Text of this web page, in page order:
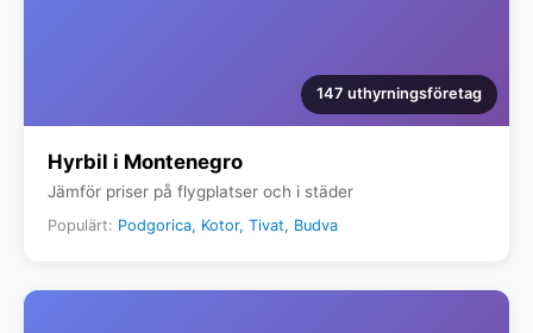
147 uthyrningsföretag
Hyrbil i Montenegro
Jämför priser på flygplatser och i städer
Populärt: Podgorica, Kotor, Tivat, Budva